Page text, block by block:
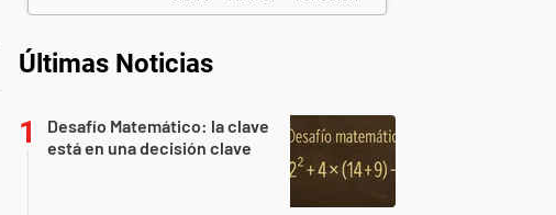
Últimas Noticias
Desafío Matemático: la clave
está en una decisión clave